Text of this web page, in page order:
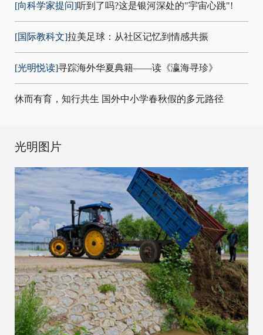
[向科学家提问]听到了吗?这是银河深处的"宇宙心跳"!
[国际教科文]拉美足球：从社区记忆到情感共振
[光明悦读]寻踪海外华夏典籍——读《瀛海寻珍》
休而有育，知行共生 国外中小学春秋假的多元路径
光明图片